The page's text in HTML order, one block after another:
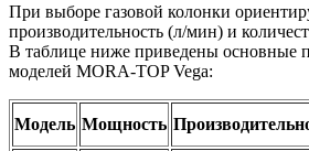
При выборе газовой колонки
производительность (л/мин) и
В таблице ниже приведены основные
моделей MORA-TOP Vega:
Модель Мощность